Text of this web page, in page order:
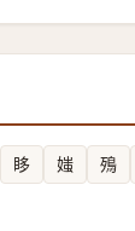
眵 媸 殦